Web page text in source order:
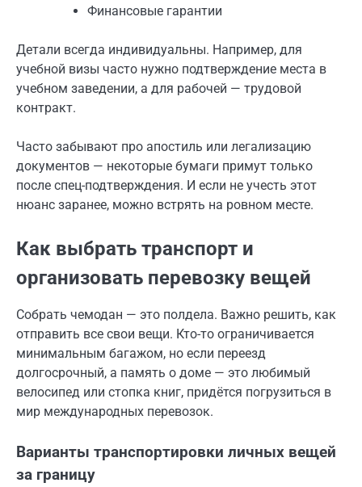
Финансовые гарантии
Детали всегда индивидуальны. Например, для
учебной визы часто нужно подтверждение места в
учебном заведении, а для рабочей — трудовой
контракт.
Часто забывают про апостиль или легализацию
документов — некоторые бумаги примут только
после спец-подтверждения. И если не учесть этот
нюанс заранее, можно встрять на ровном месте.
Как выбрать транспорт и
организовать перевозку вещей
Собрать чемодан — это полдела. Важно решить, как
отправить все свои вещи. Кто-то ограничивается
минимальным багажом, но если переезд
долгосрочный, а память о доме — это любимый
велосипед или стопка книг, придётся погрузиться в
мир международных перевозок.
Варианты транспортировки личных вещей
за границу